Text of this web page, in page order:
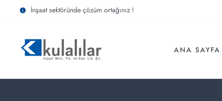
İnşaat sektöründe çözüm ortağınız !
ANA SAYFA